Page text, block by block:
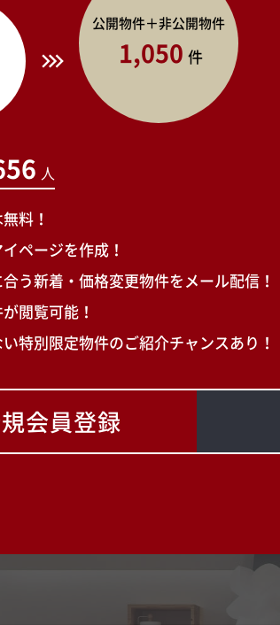
公開物件＋非公開物件
1,050 件
人
料！
ページを作成！
う新着・価格変更物件をメール配信！
閲覧可能！
特別限定物件のご紹介チャンスあり！
会員登録